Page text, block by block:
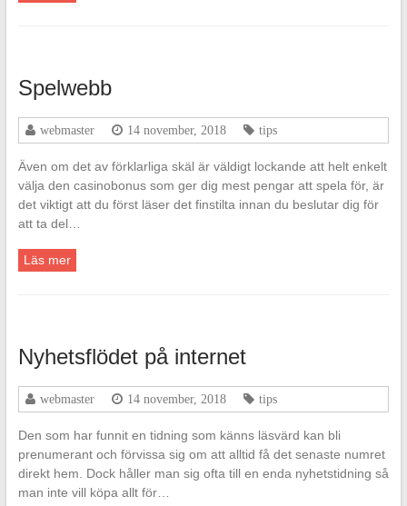
Spelwebb
webmaster 14 november, 2018 tips
Även om det av förklarliga skäl är väldigt lockande att helt enkelt
välja den casinobonus som ger dig mest pengar att spela för, är
det viktigt att du först läser det finstilta innan du beslutar dig för
att ta del…
Läs mer
Nyhetsflödet på internet
webmaster 14 november, 2018 tips
Den som har funnit en tidning som känns läsvärd kan bli
prenumerant och förvissa sig om att alltid få det senaste numret
direkt hem. Dock håller man sig ofta till en enda nyhetstidning så
man inte vill köpa allt för…